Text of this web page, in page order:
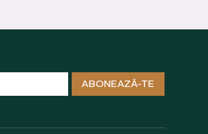
ABONEAZĂ-TE